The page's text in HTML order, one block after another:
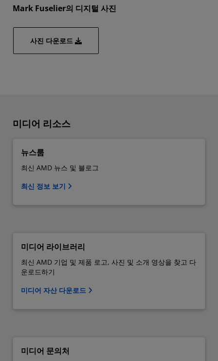
Mark Fuselier의 디지털 사진
사진 다운로드
미디어 리소스
뉴스룸
최신 AMD 뉴스 및 블로그
최신 정보 보기
미디어 라이브러리
최신 AMD 기업 및 제품 로고, 사진 및 소개 영상을 찾고 다
운로드하기
미디어 자산 다운로드
미디어 문의처